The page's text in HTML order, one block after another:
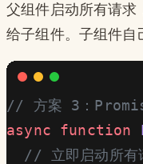
父组件启动所有请
给子组件。子组件自
// 方案 3：
async function
// 立即启动所